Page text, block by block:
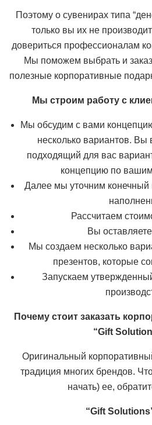
Поэтому о сувенирах типа
только вы их не
довериться профессионалам
Мы поможем выбрать и
полезные корпоративные
Мы строим работу с
Мы обсудим с вами
несколько вариантов. Вы
подходящий для вас
концепцию по
Далее мы уточним конечный
Рассчитаем
Вы
Мы создаем несколько
презентов, которые
Запускаем
Почему стоит заказать
“Gift
Оригинальный
традиция многих брендов.
начать) ее,
“Gift